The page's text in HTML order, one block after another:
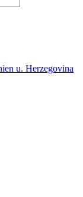
u. Herzegovina